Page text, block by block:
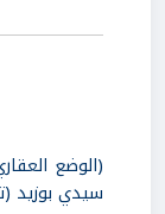
(الوضع
سيدي بوزيد